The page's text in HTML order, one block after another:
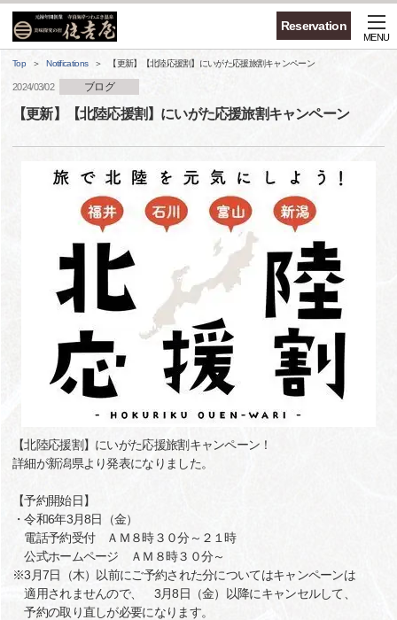
Reservation
MENU
Top Notifications 【更新】【北陸応援割】にいがた応援旅割キャンペーン
2024/03/02 ブログ
【更新】【北陸応援割】にいがた応援旅割キャンペーン
【北陸応援割】にいがた応援旅割キャンペーン！
詳細が新潟県より発表になりました。
【予約開始日】
・令和6年3月8日（金）
電話予約受付 ＡＭ８時３０分～２１時
公式ホームページ ＡＭ８時３０分～
※3月7日（木）以前にご予約された分についてはキャンペーンは
適用されませんので、 3月8日（金）以降にキャンセルして、
予約の取り直しが必要になります。